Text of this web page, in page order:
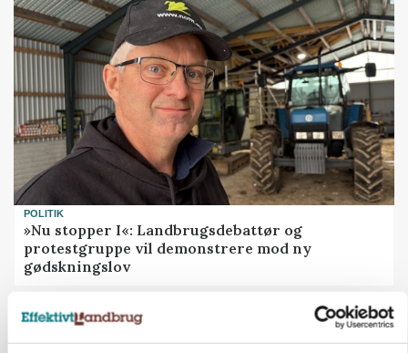
POLITIK
»Nu stopper I«: Landbrugsdebattør og
protestgruppe vil demonstrere mod ny
gødskningslov